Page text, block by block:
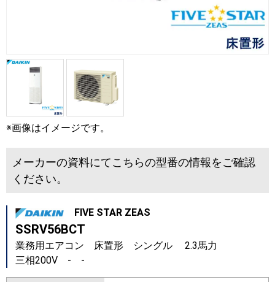
※画像はイメージです。
メーカーの資料にてこちらの型番の情報をご確認
ください。
FIVE STAR ZEAS
SSRV56BCT
業務用エアコン 床置形 シングル 2.3馬力
三相200V - -